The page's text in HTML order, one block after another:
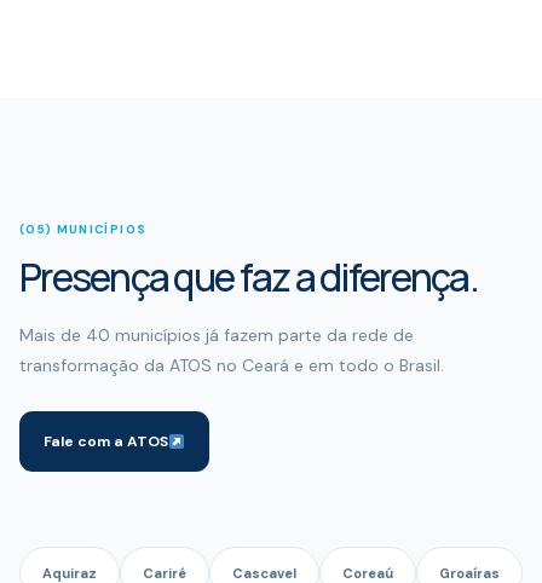
(05) MUNICÍPIOS
Presença que faz a diferença.
Mais de 40 municípios já fazem parte da rede de
transformação da ATOS no Ceará e em todo o Brasil.
Fale com a ATOS
Aquiraz Cariré Cascavel Coreaú Groaíras